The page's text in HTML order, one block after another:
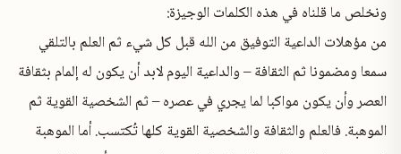
ونخلص ما قلناه في هذه الكلمات الوجيزة:
من مؤهلات الداعية التوفيق من الله قبل كل شيء ثم العلم بالتلقي
سمعا ومضمونا ثم الثقافة – والداعية اليوم لابد أن يكون له إلمام بثقافة
العصر وأن يكون مواكبا لما يجري في عصره – ثم الشخصية القوية ثم
الموهبة. فالعلم والثقافة والشخصية القوية كلها تُكتسب. أما الموهبة